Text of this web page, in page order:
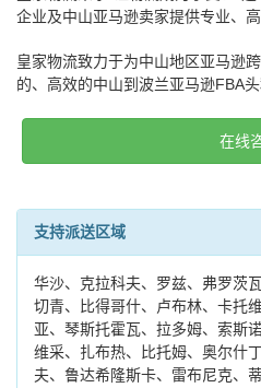
企业及中山亚马逊卖家提供专业、
皇家物流致力于为中山地区亚马逊
的、高效的中山到波兰亚马逊FBA头
在线
支持派送区域
华沙、克拉科夫、罗兹、弗罗茨
切青、比得哥什、卢布林、卡托
亚、琴斯托霍瓦、拉多姆、索斯
维采、扎布热、比托姆、奥尔什
夫、鲁达希隆斯卡、雷布尼克、